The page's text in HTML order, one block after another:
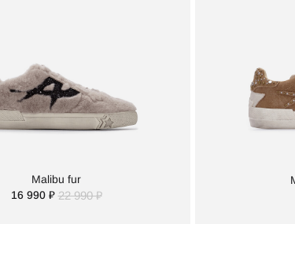
Malibu fur
16 990 ₽ 22 990 ₽